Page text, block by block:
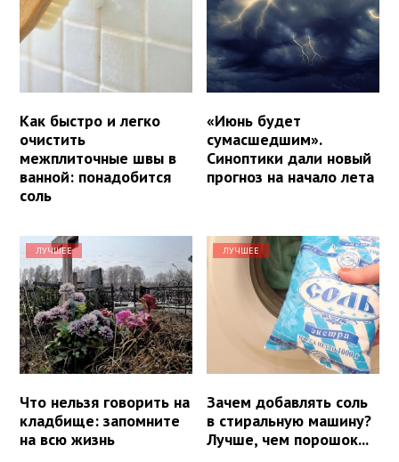
Как быстро и легко
очистить
межплиточные швы в
ванной: понадобится
соль
«Июнь будет
сумасшедшим».
Синоптики дали новый
прогноз на начало лета
ЛУЧШЕЕ
Что нельзя говорить на
кладбище: запомните
на всю жизнь
ЛУЧШЕЕ
Зачем добавлять соль
в стиральную машину?
Лучше, чем порошок...